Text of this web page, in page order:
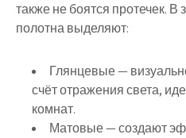
также не боятся протечек. В
полотна выделяют:
Глянцевые—
счёт отражения света,
комнат.
Матовые— создают